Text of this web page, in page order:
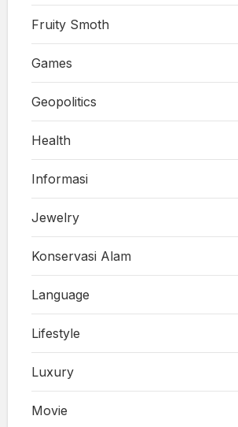
Fruity Smoth
Games
Geopolitics
Health
Informasi
Jewelry
Konservasi Alam
Language
Lifestyle
Luxury
Movie